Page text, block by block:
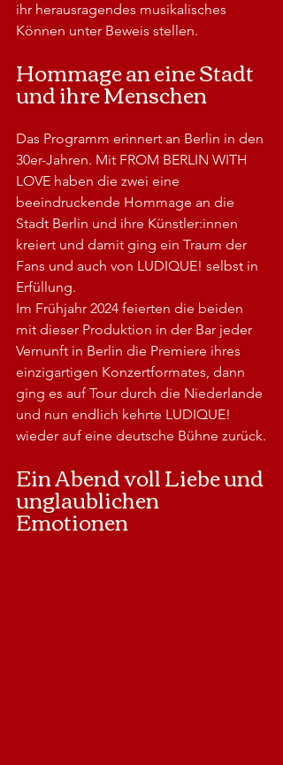
ihr herausragendes musikalisches
Können unter Beweis stellen.
Hommage an eine Stadt
und ihre Menschen
Das Programm erinnert an Berlin in den
30er-Jahren. Mit FROM BERLIN WITH
LOVE haben die zwei eine
beeindruckende Hommage an die
Stadt Berlin und ihre Künstler:innen
kreiert und damit ging ein Traum der
Fans und auch von LUDIQUE! selbst in
Erfüllung.
Im Frühjahr 2024 feierten die beiden
mit dieser Produktion in der Bar jeder
Vernunft in Berlin die Premiere ihres
einzigartigen Konzertformates, dann
ging es auf Tour durch die Niederlande
und nun endlich kehrte LUDIQUE!
wieder auf eine deutsche Bühne zurück.
Ein Abend voll Liebe und
unglaublichen
Emotionen